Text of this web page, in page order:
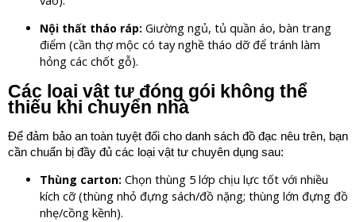
Nội thất tháo ráp: Giường ngủ, tủ quần áo, bàn trang
điểm (cần thợ mộc có tay nghề tháo dỡ để tránh làm
hỏng các chốt gỗ).
Các loại vật tư đóng gói không thể
thiếu khi chuyển nhà
Để đảm bảo an toàn tuyệt đối cho danh sách đồ đạc nêu trên, bạn
cần chuẩn bị đầy đủ các loại vật tư chuyên dụng sau:
Thùng carton: Chọn thùng 5 lớp chịu lực tốt với nhiều
kích cỡ (thùng nhỏ đựng sách/đồ nặng; thùng lớn đựng đồ
nhẹ/cồng kềnh).